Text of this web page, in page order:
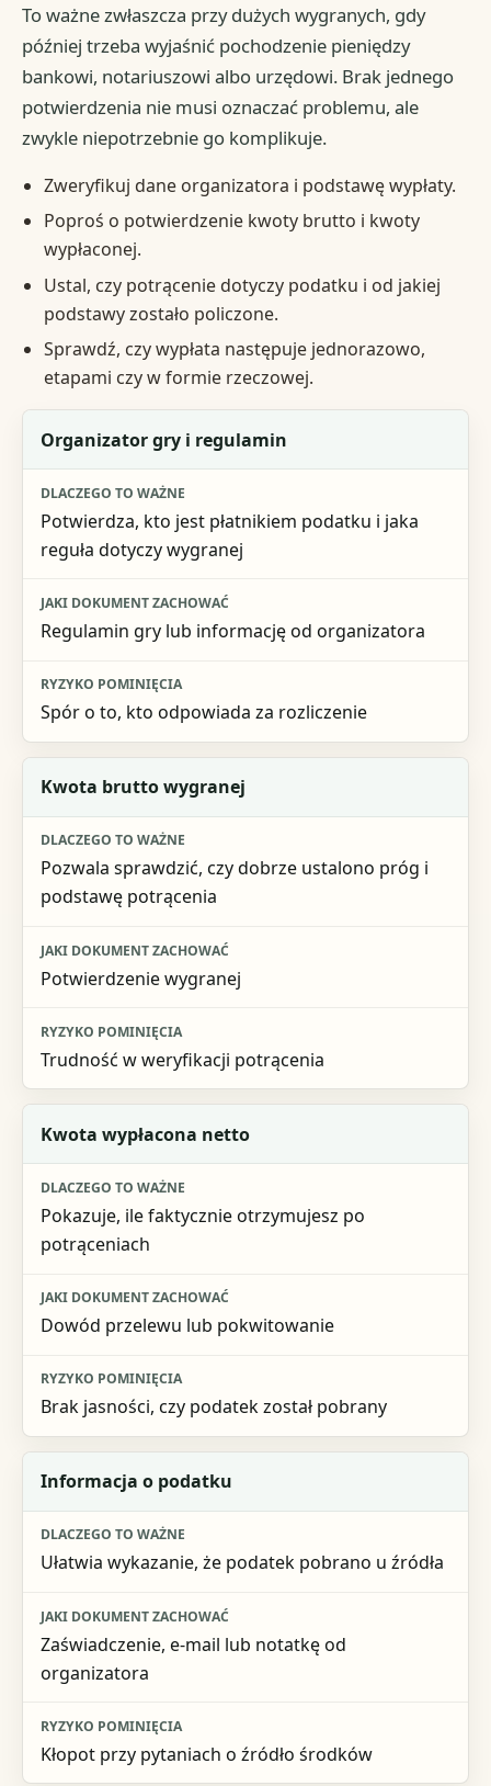
To ważne zwłaszcza przy dużych wygranych, gdy
później trzeba wyjaśnić pochodzenie pieniędzy
bankowi, notariuszowi albo urzędowi. Brak jednego
potwierdzenia nie musi oznaczać problemu, ale
zwykle niepotrzebnie go komplikuje.
Zweryfikuj dane organizatora i podstawę wypłaty.
Poproś o potwierdzenie kwoty brutto i kwoty
wypłaconej.
Ustal, czy potrącenie dotyczy podatku i od jakiej
podstawy zostało policzone.
Sprawdź, czy wypłata następuje jednorazowo,
etapami czy w formie rzeczowej.
Co sprawdzić
Dlaczego to ważne
Jaki dokument zachować
Organizator gry i regulamin
Potwierdza, kto jest płatnikiem podatku i jaka
reguła dotyczy wygranej
Regulamin gry lub informację od organizatora
Spór o to, kto odpowiada za rozliczenie
Kwota brutto wygranej
Pozwala sprawdzić, czy dobrze ustalono próg i
podstawę potrącenia
Potwierdzenie wygranej
Trudność w weryfikacji potrącenia
Kwota wypłacona netto
Pokazuje, ile faktycznie otrzymujesz po
potrąceniach
Dowód przelewu lub pokwitowanie
Brak jasności, czy podatek został pobrany
Informacja o podatku
Ułatwia wykazanie, że podatek pobrano u źródła
Zaświadczenie, e-mail lub notatkę od
organizatora
Kłopot przy pytaniach o źródło środków